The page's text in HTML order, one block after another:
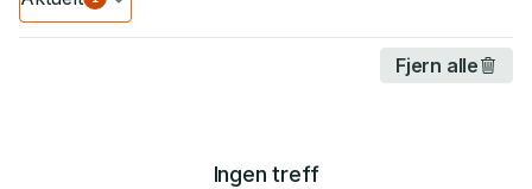
Fjern alle
Ingen treff